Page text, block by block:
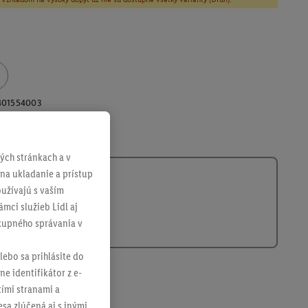
stránkach a v
ukladanie a prístup
s vaším
služieb Lidl aj
správania v
sa prihlásite do
identifikátor z e-
stranami a